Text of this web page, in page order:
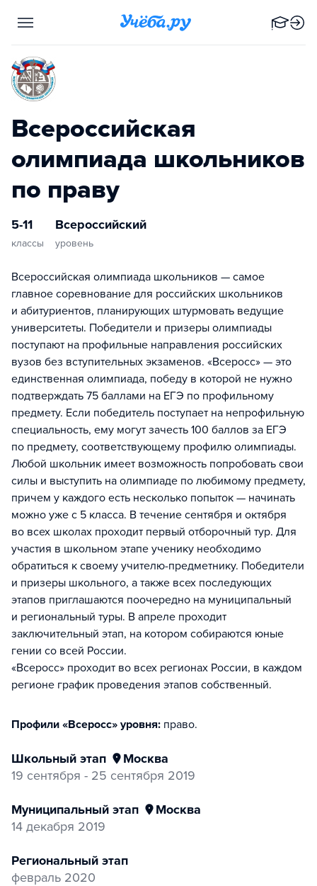
Всероссийская
олимпиада школьников
по праву
5-11
классы
Всероссийский
уровень
Всероссийская олимпиада школьников — самое
главное соревнование для российских школьников
и абитуриентов, планирующих штурмовать ведущие
университеты. Победители и призеры олимпиады
поступают на профильные направления российских
вузов без вступительных экзаменов. «Всеросс» — это
единственная олимпиада, победу в которой не нужно
подтверждать 75 баллами на ЕГЭ по профильному
предмету. Если победитель поступает на непрофильную
специальность, ему могут зачесть 100 баллов за ЕГЭ
по предмету, соответствующему профилю олимпиады.
Любой школьник имеет возможность попробовать свои
силы и выступить на олимпиаде по любимому предмету,
причем у каждого есть несколько попыток — начинать
можно уже с 5 класса. В течение сентября и октября
во всех школах проходит первый отборочный тур. Для
участия в школьном этапе ученику необходимо
обратиться к своему учителю-предметнику. Победители
и призеры школьного, а также всех последующих
этапов приглашаются поочередно на муниципальный
и региональный туры. В апреле проходит
заключительный этап, на котором собираются юные
гении со всей России.
«Всеросс» проходит во всех регионах России, в каждом
регионе график проведения этапов собственный.
Профили «Всеросс» уровня: право.
Школьный этап
Москва
19 сентября - 25 сентября 2019
Муниципальный этап
Москва
14 декабря 2019
Региональный этап
февраль 2020